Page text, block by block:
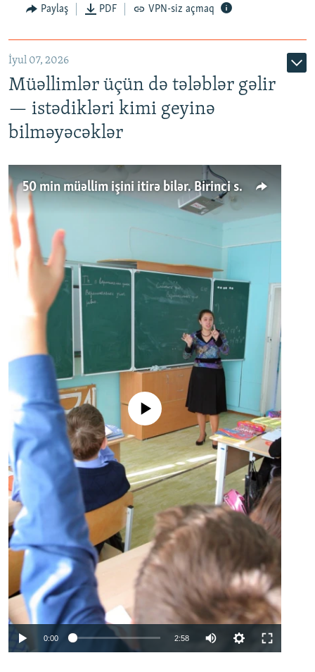
Paylaş PDF VPN-siz açmaq
İyul 07, 2026
Müəllimlər üçün də tələblər gəlir
— istədikləri kimi geyinə
bilməyəcəklər
50 min müəllim işini itirə bilər. Birinci sinfə gedənlər azalır
No media source currently available
0:00 2:58